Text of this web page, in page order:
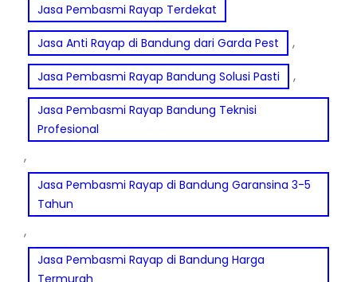
Jasa Pembasmi Rayap Terdekat
Jasa Anti Rayap di Bandung dari Garda Pest ,
Jasa Pembasmi Rayap Bandung Solusi Pasti ,
Jasa Pembasmi Rayap Bandung Teknisi
Profesional
,
Jasa Pembasmi Rayap di Bandung Garansina 3-5
Tahun
,
Jasa Pembasmi Rayap di Bandung Harga
Termurah